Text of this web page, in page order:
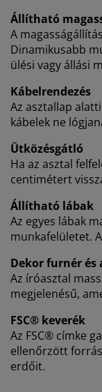
Állítható
A
Dinamikusabb
ülési vagy állási
Kábelrendezés
Az asztallap
kábelek ne
Ütközésgátló
Ha az asztal
centimétert
Állítható lábak
Az egyes lábak
munkafelületet.
Dekor furnér és
Az íróasztal
megjelenésű,
FSC® keverék
Az FSC® címke
ellenőrzött
erdőit.